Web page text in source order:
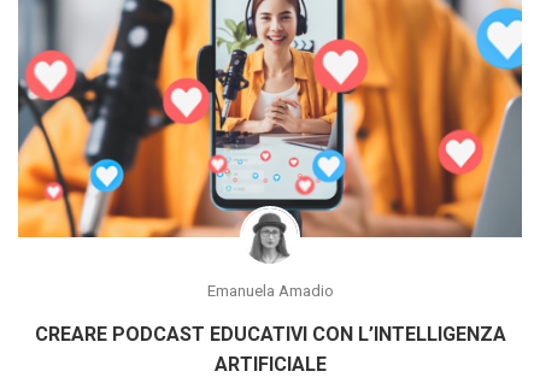
Emanuela Amadio
CREARE PODCAST EDUCATIVI CON L’INTELLIGENZA
ARTIFICIALE